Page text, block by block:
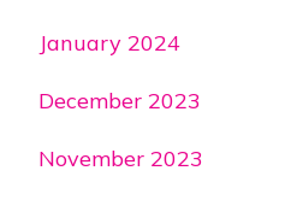
January 2024
December 2023
November 2023